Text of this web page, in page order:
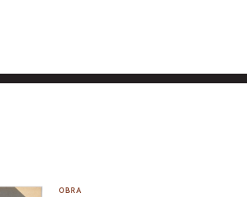
OBRA